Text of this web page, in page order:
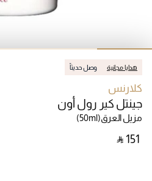
هدايا مجانية وصل حديثاً
كلارنس
جينتل كير رول أون
مزيل العرق(50ml)
‎ ⃁ ⁦151⁩ ‎